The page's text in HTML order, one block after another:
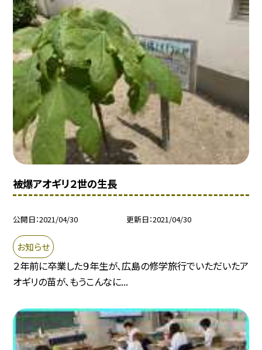
被爆アオギリ２世の生長
公開日 2021/04/30 更新日 2021/04/30
お知らせ
２年前に卒業した９年生が、広島の修学旅行でいただいたア
オギリの苗が、もうこんなに...